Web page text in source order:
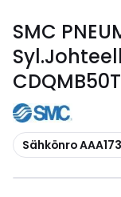
SMC
Kopioi
Sähkönro